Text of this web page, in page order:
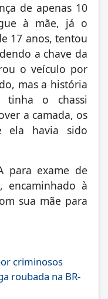
de apenas 10
à mãe, já o
17 anos, tentou
a chave da
o veículo por
mas a história
tinha o chassi
a camada, os
ela havia sido
para exame de
encaminhado à
sua mãe para
criminosos
roubada na BR-